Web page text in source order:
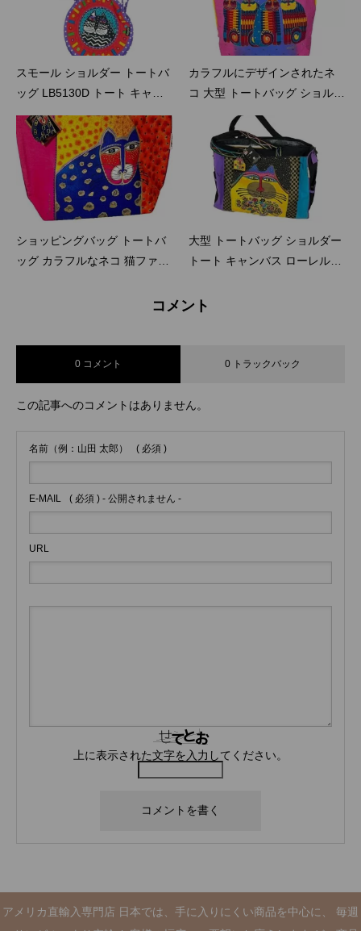
スモール ショルダー トートバ
ッグ LB5130D トート キャン
バス ローレルバーチ LAUREL
BURCH オレンジキャット カ
ラフルにデザインされたネコ
トートバッグ
カラフルにデザインされたネ
コ 大型 トートバッグ ショルダ
ートート キャンバス ローレル
バーチ LAUREL BURCH ネコ
のファミリー
ショッピングバッグ トートバ
ッグ カラフルなネコ 猫ファミ
BURCH ミディアムサイズ ト
大型 トートバッグ ショルダー
トート キャンバス ローレルバ
ーキャット カラフルデザイン
コメント
0 コメント 0 トラックバック
この記事へのコメントはありません。
名前（例：山田 太郎） ( 必須 )
E-MAIL ( 必須 ) - 公開されません -
URL
上に表示された文字を入力してください。
アメリカ直輸入専門店 日本では、手に入りにくい商品を中心に、 毎週